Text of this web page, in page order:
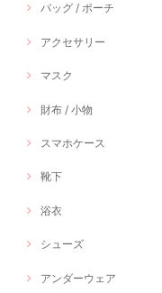
バッグ / ポーチ
アクセサリー
マスク
財布 / 小物
スマホケース
靴下
浴衣
シューズ
アンダーウェア